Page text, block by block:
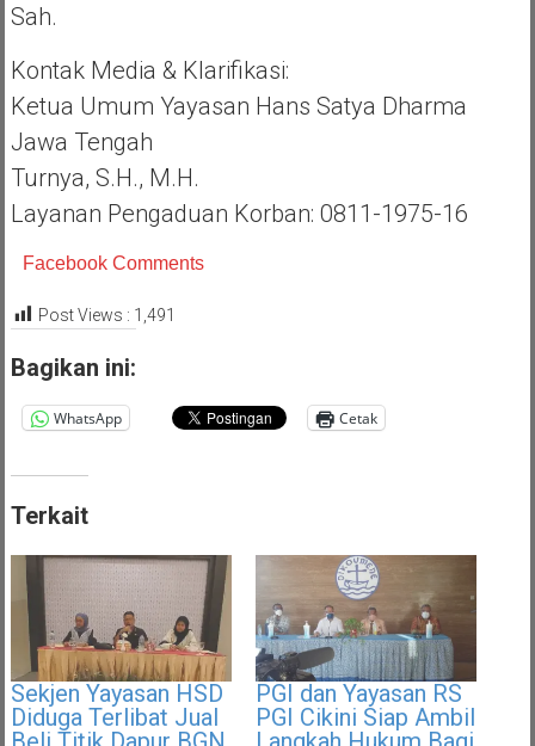
Sah.
Kontak Media & Klarifikasi:
Ketua Umum Yayasan Hans Satya Dharma
Jawa Tengah
Turnya, S.H., M.H.
Layanan Pengaduan Korban: 0811-1975-16
Facebook Comments
Post Views : 1,491
Bagikan ini:
WhatsApp Cetak
Terkait
Sekjen Yayasan HSD
Diduga Terlibat Jual
PGI dan Yayasan RS
PGI Cikini Siap Ambil